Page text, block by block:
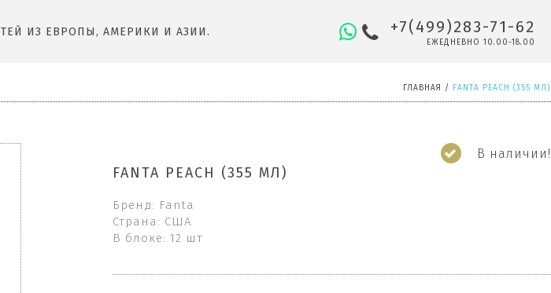
ИЗ ЕВРОПЫ, АМЕРИКИ И АЗИИ. +7(499)283-71-62
ЕЖЕДНЕВНО 10.00-18.00
ГЛАВНАЯ / FANTA PEACH (355 МЛ)
В наличии!
FANTA PEACH (355 МЛ)
Бренд: Fanta
Страна: США
В блоке: 12 шт